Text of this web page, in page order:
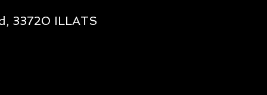
33720 ILLATS